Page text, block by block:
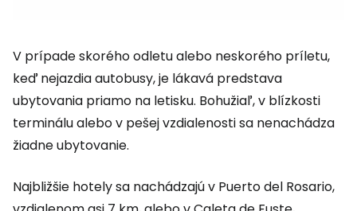
V prípade skorého odletu alebo neskorého príletu,
keď nejazdia autobusy, je lákavá predstava
ubytovania priamo na letisku. Bohužiaľ, v blízkosti
terminálu alebo v pešej vzdialenosti sa nenachádza
žiadne ubytovanie.
Najbližšie hotely sa nachádzajú v Puerto del Rosario,